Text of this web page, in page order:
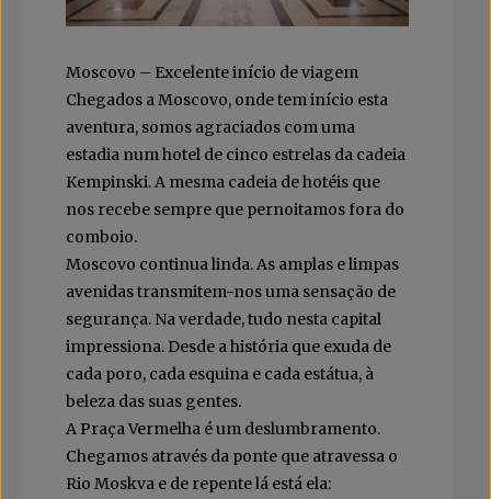
Moscovo – Excelente início de viagem
Chegados a Moscovo, onde tem início esta
aventura, somos agraciados com uma
estadia num hotel de cinco estrelas da cadeia
Kempinski. A mesma cadeia de hotéis que
nos recebe sempre que pernoitamos fora do
comboio.
Moscovo continua linda. As amplas e limpas
avenidas transmitem-nos uma sensação de
segurança. Na verdade, tudo nesta capital
impressiona. Desde a história que exuda de
cada poro, cada esquina e cada estátua, à
beleza das suas gentes.
A Praça Vermelha é um deslumbramento.
Chegamos através da ponte que atravessa o
Rio Moskva e de repente lá está ela: